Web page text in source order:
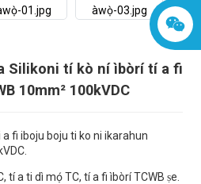
Silikoni tí kò ní ìbòrí tí a fi
10mm² 100kVDC
fi iboju boju ti ko ni ikarahun
tí a ti dì mọ́ TC, tí a fi ìbòrí TCWB ṣe.